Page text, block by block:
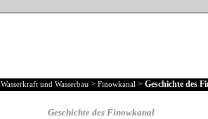
Wasserkraft und Wasserbau > Finowkanal > Geschichte des
Geschichte des Finowkanal